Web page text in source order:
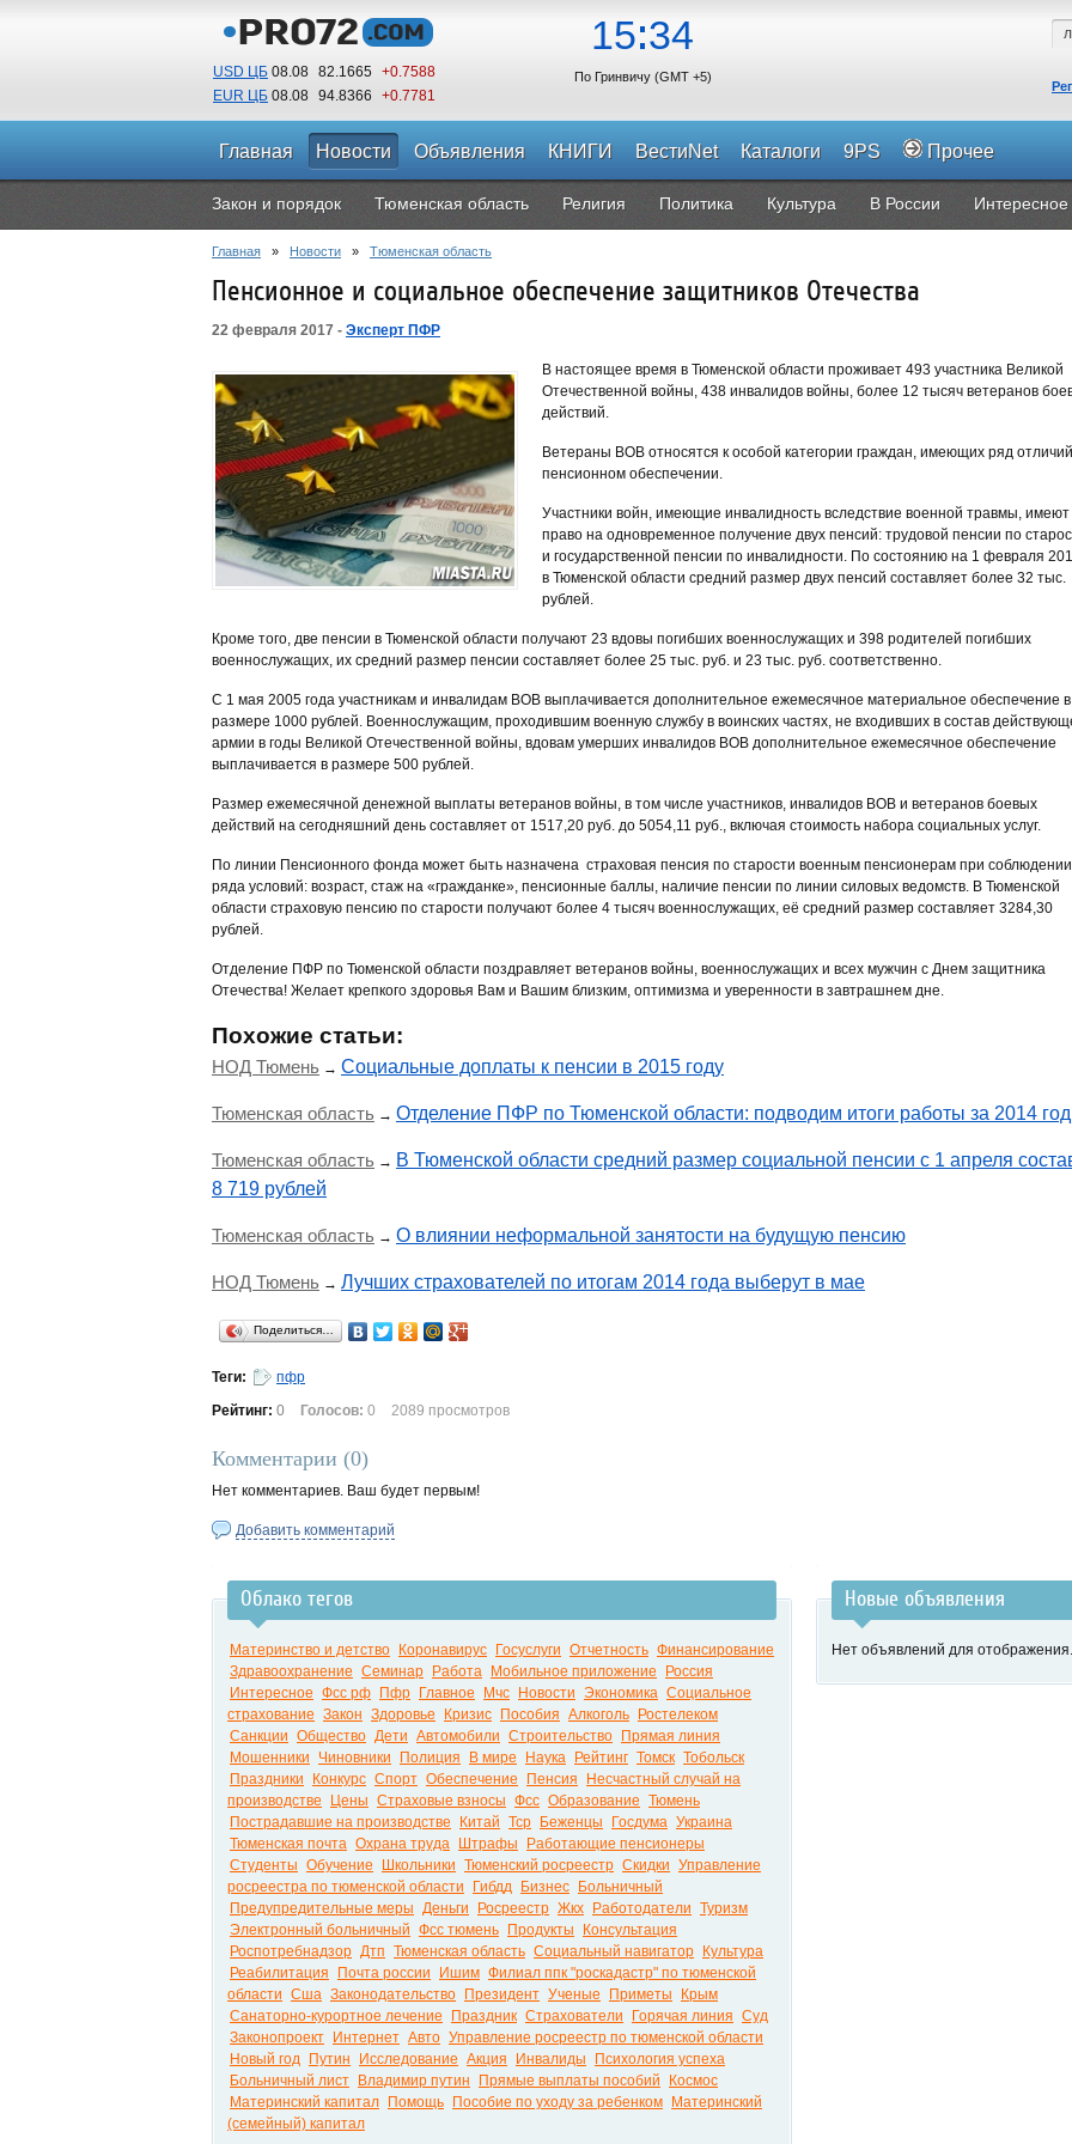
USD ЦБ 08.08 82.1665 +0.7588
EUR ЦБ 08.08 94.8366 +0.7781
15 34
По Гринвичу (GMT +5)
Главная Новости Объявления КНИГИ ВестиNet Каталоги 9PS Прочее
Закон и порядок Тюменская область Религия Политика Культура В России Интересное
Главная » Новости » Тюменская область
Пенсионное и социальное обеспечение защитников Отечества
22 февраля 2017 - Эксперт ПФР
В настоящее время в Тюменской области проживает 493 участника Великой
Отечественной войны, 438 инвалидов войны, более 12 тысяч ветеранов
действий.
Ветераны ВОВ относятся к особой категории граждан, имеющих ряд
пенсионном обеспечении.
Участники войн, имеющие инвалидность вследствие военной травмы, имеют
право на одновременное получение двух пенсий: трудовой пенсии по
и государственной пенсии по инвалидности. По состоянию на 1 февраля
в Тюменской области средний размер двух пенсий составляет более 32 тыс.
рублей.
Кроме того, две пенсии в Тюменской области получают 23 вдовы погибших военнослужащих и 398 родителей погибших
военнослужащих, их средний размер пенсии составляет более 25 тыс. руб. и 23 тыс. руб. соответственно.
С 1 мая 2005 года участникам и инвалидам ВОВ выплачивается дополнительное ежемесячное материальное обеспечение в
размере 1000 рублей. Военнослужащим, проходившим военную службу в воинских частях, не входивших в состав
армии в годы Великой Отечественной войны, вдовам умерших инвалидов ВОВ дополнительное ежемесячное обеспечение
выплачивается в размере 500 рублей.
Размер ежемесячной денежной выплаты ветеранов войны, в том числе участников, инвалидов ВОВ и ветеранов боевых
действий на сегодняшний день составляет от 1517,20 руб. до 5054,11 руб., включая стоимость набора социальных услуг.
По линии Пенсионного фонда может быть назначена страховая пенсия по старости военным пенсионерам при соблюдении
ряда условий: возраст, стаж на «гражданке», пенсионные баллы, наличие пенсии по линии силовых ведомств. В Тюменской
области страховую пенсию по старости получают более 4 тысяч военнослужащих, её средний размер составляет 3284,30
рублей.
Отделение ПФР по Тюменской области поздравляет ветеранов войны, военнослужащих и всех мужчин с Днем защитника
Отечества! Желает крепкого здоровья Вам и Вашим близким, оптимизма и уверенности в завтрашнем дне.
Похожие статьи:
НОД Тюмень → Социальные доплаты к пенсии в 2015 году
Тюменская область → Отделение ПФР по Тюменской области: подводим итоги работы за 2014 год
Тюменская область → В Тюменской области средний размер социальной пенсии с 1 апреля
8 719 рублей
Тюменская область → О влиянии неформальной занятости на будущую пенсию
НОД Тюмень → Лучших страхователей по итогам 2014 года выберут в мае
Поделиться…
Теги:
пфр
Рейтинг: 0 Голосов: 0 2089 просмотров
Комментарии (0)
Нет комментариев. Ваш будет первым!
Добавить комментарий
Облако тегов
Материнство и детство Коронавирус Госуслуги Отчетность Финансирование
Здравоохранение Семинар Работа Мобильное приложение
Россия
Интересное Фсс рф Пфр Главное Мчс Новости Экономика Социальное
страхование Закон Здоровье Кризис Пособия Алкоголь
Ростелеком
Санкции Общество Дети Автомобили Строительство
Прямая линия
Мошенники
Чиновники Полиция В мире Наука Рейтинг Томск Тобольск
Праздники
Конкурс Спорт Обеспечение Пенсия
Несчастный случай на
производстве
Цены Страховые взносы Фсс Образование Тюмень
Пострадавшие на производстве
Китай Тср Беженцы Госдума Украина
Тюменская почта Охрана труда Штрафы
Работающие пенсионеры
Студенты Обучение Школьники Тюменский росреестр Скидки Управление
росреестра по тюменской области
Гибдд Бизнес
Больничный
Предупредительные меры Деньги Росреестр Жкх Работодатели Туризм
Электронный больничный Фсс тюмень Продукты
Консультация
Роспотребнадзор Дтп Тюменская область Социальный навигатор
Культура
Реабилитация
Почта россии Ишим Филиал ппк "роскадастр" по тюменской
области Сша Законодательство Президент Ученые Приметы
Крым
Санаторно-курортное лечение
Праздник Страхователи Горячая линия Суд
Законопроект
Интернет Авто Управление росреестр по тюменской области
Новый год
Путин Исследование Акция Инвалиды
Психология успеха
Больничный лист
Владимир путин Прямые выплаты пособий
Космос
Материнский капитал
Помощь Пособие по уходу за ребенком
Материнский
(семейный) капитал
Новые объявления
Нет объявлений для отображения.